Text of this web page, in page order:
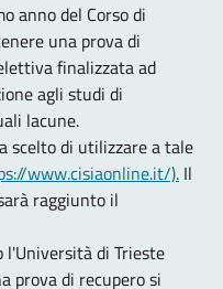
anno del Corso di
una prova di
finalizzata ad
agli studi di
lacune.
scelto di utilizzare a tale
www.cisiaonline.it/). Il
raggiunto il
l'Università di Trieste
prova di recupero si